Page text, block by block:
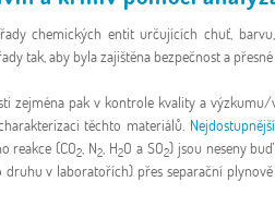
chemických entit určujících chuť,
tak, aby byla zajištěna bezpečnost a
zejména pak v kontrole kvality a
těchto materiálů.
reakce (CO2, N2, H2O a SO2) jsou neseny
v laboratořích) přes separační